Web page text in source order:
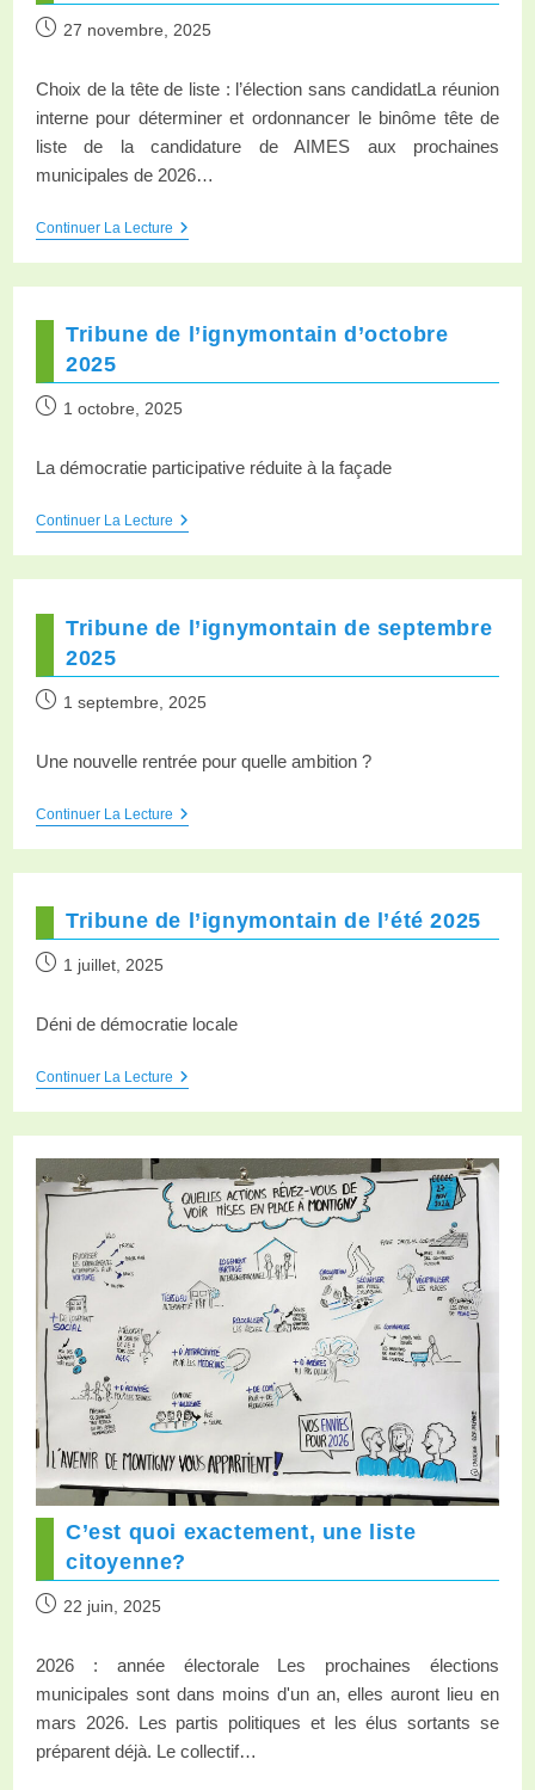
27 novembre, 2025
Choix de la tête de liste : l’élection sans candidatLa réunion
interne pour déterminer et ordonnancer le binôme tête de
liste de la candidature de AIMES aux prochaines
municipales de 2026…
Continuer La Lecture
Tribune de l’ignymontain d’octobre
2025
1 octobre, 2025
La démocratie participative réduite à la façade
Continuer La Lecture
Tribune de l’ignymontain de septembre
2025
1 septembre, 2025
Une nouvelle rentrée pour quelle ambition ?
Continuer La Lecture
Tribune de l’ignymontain de l’été 2025
1 juillet, 2025
Déni de démocratie locale
Continuer La Lecture
C’est quoi exactement, une liste
citoyenne?
22 juin, 2025
2026 : année électorale Les prochaines élections
municipales sont dans moins d'un an, elles auront lieu en
mars 2026. Les partis politiques et les élus sortants se
préparent déjà. Le collectif…